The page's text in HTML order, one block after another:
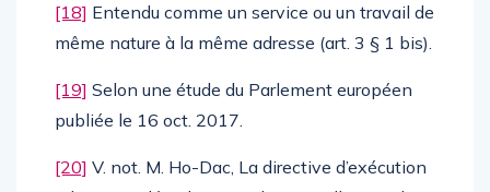
[18] Entendu comme un service ou un travail de
même nature à la même adresse (art. 3 § 1 bis).
[19] Selon une étude du Parlement européen
publiée le 16 oct. 2017.
[20] V. not. M. Ho-Dac, La directive d’exécution